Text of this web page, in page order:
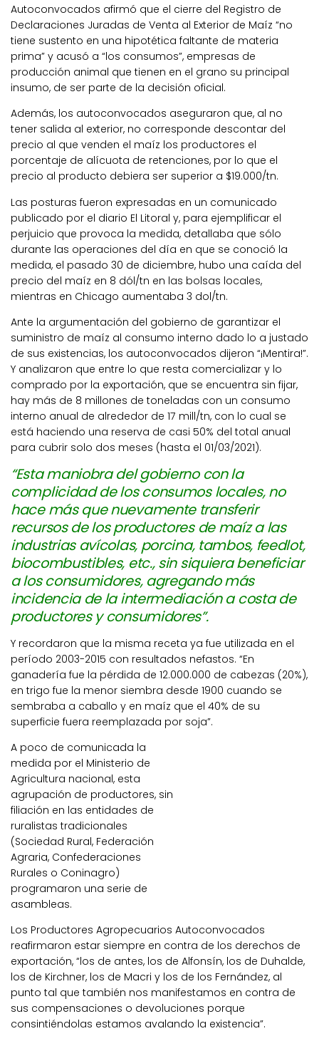
Autoconvocados afirmó que el cierre del Registro de
Declaraciones Juradas de Venta al Exterior de Maíz “no
tiene sustento en una hipotética faltante de materia
prima” y acusó a “los consumos”, empresas de
producción animal que tienen en el grano su principal
insumo, de ser parte de la decisión oficial.
Además, los autoconvocados aseguraron que, al no
tener salida al exterior, no corresponde descontar del
precio al que venden el maíz los productores el
porcentaje de alícuota de retenciones, por lo que el
precio al producto debiera ser superior a $19.000/tn.
Las posturas fueron expresadas en un comunicado
publicado por el diario El Litoral y, para ejemplificar el
perjuicio que provoca la medida, detallaba que sólo
durante las operaciones del día en que se conoció la
medida, el pasado 30 de diciembre, hubo una caída del
precio del maíz en 8 dól/tn en las bolsas locales,
mientras en Chicago aumentaba 3 dol/tn.
Ante la argumentación del gobierno de garantizar el
suministro de maíz al consumo interno dado lo a justado
de sus existencias, los autoconvocados dijeron “¡Mentira!”.
Y analizaron que entre lo que resta comercializar y lo
comprado por la exportación, que se encuentra sin fijar,
hay más de 8 millones de toneladas con un consumo
interno anual de alrededor de 17 mill/tn, con lo cual se
está haciendo una reserva de casi 50% del total anual
para cubrir solo dos meses (hasta el 01/03/2021).
“Esta maniobra del gobierno con la
complicidad de los consumos locales, no
hace más que nuevamente transferir
recursos de los productores de maíz a las
industrias avícolas, porcina, tambos, feedlot,
biocombustibles, etc., sin siquiera beneficiar
a los consumidores, agregando más
incidencia de la intermediación a costa de
productores y consumidores”.
Y recordaron que la misma receta ya fue utilizada en el
período 2003-2015 con resultados nefastos. “En
ganadería fue la pérdida de 12.000.000 de cabezas (20%),
en trigo fue la menor siembra desde 1900 cuando se
sembraba a caballo y en maíz que el 40% de su
superficie fuera reemplazada por soja”.
A poco de comunicada la
medida por el Ministerio de
Agricultura nacional, esta
agrupación de productores, sin
filiación en las entidades de
ruralistas tradicionales
(Sociedad Rural, Federación
Agraria, Confederaciones
Rurales o Coninagro)
programaron una serie de
asambleas.
Los Productores Agropecuarios Autoconvocados
reafirmaron estar siempre en contra de los derechos de
exportación, “los de antes, los de Alfonsín, los de Duhalde,
los de Kirchner, los de Macri y los de los Fernández, al
punto tal que también nos manifestamos en contra de
sus compensaciones o devoluciones porque
consintiéndolas estamos avalando la existencia”.